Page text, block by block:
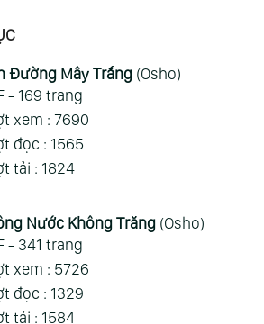
- Spy X Family
Wed 05/08/2026
shop ra 2 chap
Xem Thêm
Đường Mây Trắng(Osho)
- 169 trang
xem : 7690
đọc : 1565
tải : 1824
Nước Không Trăng(Osho)
- 341 trang
xem : 5726
đọc : 1329
tải : 1584